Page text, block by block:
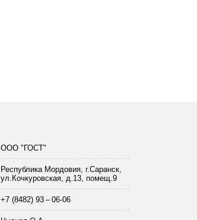
ООО "ГОСТ"
Республика Мордовия, г.Саранск,
ул.Кочкуровская, д.13, помещ.9
+7 (8482) 93 – 06-06